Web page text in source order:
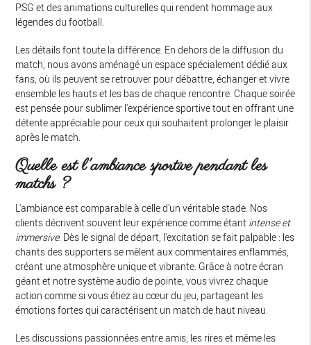
PSG et des animations culturelles qui rendent hommage aux
légendes du football.
Les détails font toute la différence. En dehors de la diffusion du
match, nous avons aménagé un espace spécialement dédié aux
fans, où ils peuvent se retrouver pour débattre, échanger et vivre
ensemble les hauts et les bas de chaque rencontre. Chaque soirée
est pensée pour sublimer l'expérience sportive tout en offrant une
détente appréciable pour ceux qui souhaitent prolonger le plaisir
après le match.
Quelle est l'ambiance sportive pendant les
matchs ?
L'ambiance est comparable à celle d'un véritable stade. Nos
clients décrivent souvent leur expérience comme étant intense et
immersive. Dès le signal de départ, l'excitation se fait palpable : les
chants des supporters se mêlent aux commentaires enflammés,
créant une atmosphère unique et vibrante. Grâce à notre écran
géant et notre système audio de pointe, vous vivrez chaque
action comme si vous étiez au cœur du jeu, partageant les
émotions fortes qui caractérisent un match de haut niveau.
Les discussions passionnées entre amis, les rires et même les